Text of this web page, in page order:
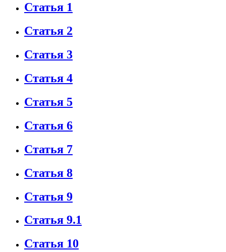
Статья 1
Статья 2
Статья 3
Статья 4
Статья 5
Статья 6
Статья 7
Статья 8
Статья 9
Статья 9.1
Статья 10